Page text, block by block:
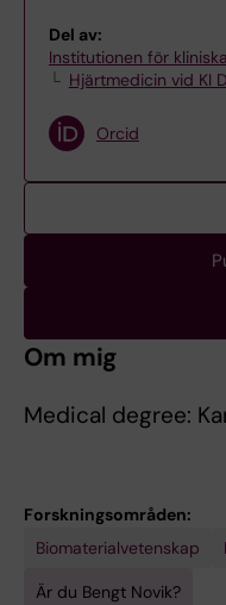
Del av:
Institutionen för
Hjärtmedicin vid KI
Orcid
Om mig
Medical degree:
Forskningsområden:
Biomaterialvetenskap
Är du Bengt Novik?